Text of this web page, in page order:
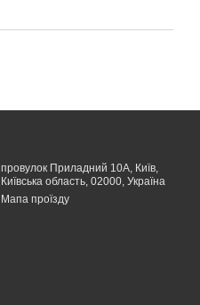
провулок Приладний 10А, Київ,
Київська область, 02000, Україна
Мапа проїзду